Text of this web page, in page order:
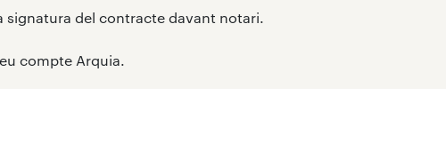
signatura del contracte davant notari.
compte Arquia.